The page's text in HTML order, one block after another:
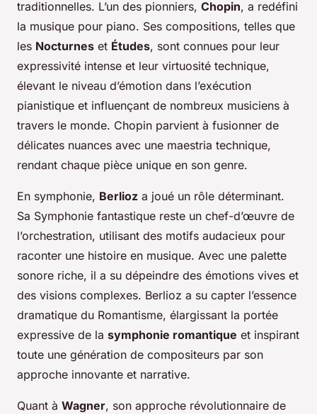
traditionnelles. L’un des pionniers, Chopin, a redéfini
la musique pour piano. Ses compositions, telles que
les Nocturnes et Études, sont connues pour leur
expressivité intense et leur virtuosité technique,
élevant le niveau d’émotion dans l’exécution
pianistique et influençant de nombreux musiciens à
travers le monde. Chopin parvient à fusionner de
délicates nuances avec une maestria technique,
rendant chaque pièce unique en son genre.
En symphonie, Berlioz a joué un rôle déterminant.
Sa Symphonie fantastique reste un chef-d’œuvre de
l’orchestration, utilisant des motifs audacieux pour
raconter une histoire en musique. Avec une palette
sonore riche, il a su dépeindre des émotions vives et
des visions complexes. Berlioz a su capter l’essence
dramatique du Romantisme, élargissant la portée
expressive de la symphonie romantique et inspirant
toute une génération de compositeurs par son
approche innovante et narrative.
Quant à Wagner, son approche révolutionnaire de